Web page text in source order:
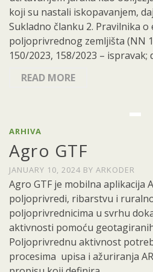
koji su nastali iskopavanjem,
Sukladno članku 2. Pravilnika
poljoprivrednog zemljišta (NN
150/2023, 158/2023 –
READ MORE
ARHIVA
Agro GTF
JANUARY 10, 2024 BY ARKODER
Agro GTF je mobilna aplikacija
poljoprivredi, ribarstvu i
poljoprivrednicima u svrhu
aktivnosti pomoću
Poljoprivrednu aktivnost
procesima upisa i ažuriranja